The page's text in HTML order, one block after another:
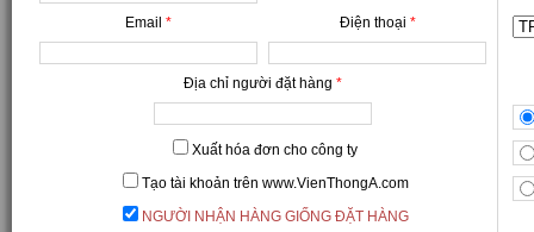
Email * Điện thoại *
Địa chỉ người đặt hàng *
Xuất hóa đơn cho công ty
Tạo tài khoản trên www.VienThongA.com
NGƯỜI NHẬN HÀNG GIỐNG ĐẶT HÀNG